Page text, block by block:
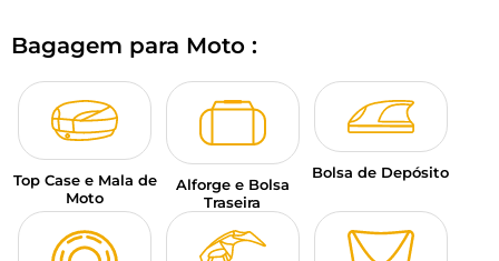
Bagagem para Moto :
Top Case e Mala de
Moto
Alforge e Bolsa
Traseira
Bolsa de Depósito